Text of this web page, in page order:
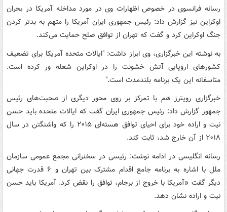
رسانه فرانسوی در خصوص اظهارات وی در مورد مداخله آمریکا در بحران
اوکراین نیز گزارش داد: رئیس جمهوری ایران آمریکا را متهم به بدتر کردن
جنگ اوکراین کرد و گفت که تهران از توافق صلح حمایت می‌کند.
به نوشته این خبرگزاری، وی ابراز داشت: "ایالات متحده آمریکا برای تضعیف
کشورهای اروپایی آتش خشونت را در اوکراین شعله ور کرده است.
متاسفانه این یک برنامه بلندمدت است."
خبرگزاری رویترز هم با تمرکز بر روی محور دیگری از صحبت‌های رئیس
جمهور گزارش داد: رئیس جمهوری ایران گفت که ایالات متحده باید حسن
نیت و اراده خود برای احیای توافق هسته‌ای ۲۰۱۵ را که واشنگتن در سال
۲۰۱۸ از آن خارج شد، ثابت کند.
رسانه انگلیسی در ادامه نوشت: رئیسی در سخنرانی مجمع عمومی سازمان
ملل با اشاره به برنامه جامع اقدام مشترک بین تهران و ۶ قدرت جهانی
دیگر گفت «آمریکا با خروج از برجام، توافق را نقض کرد. آمریکا باید حسن
نیت و اراده نشان دهد.